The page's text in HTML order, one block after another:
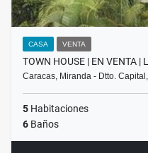
CASA VENTA
TOWN HOUSE | EN VENTA |
Caracas, Miranda - Dtto.
5 Habitaciones
6 Baños